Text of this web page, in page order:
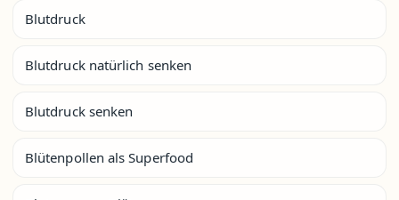
Blutdruck
Blutdruck natürlich senken
Blutdruck senken
Blütenpollen als Superfood